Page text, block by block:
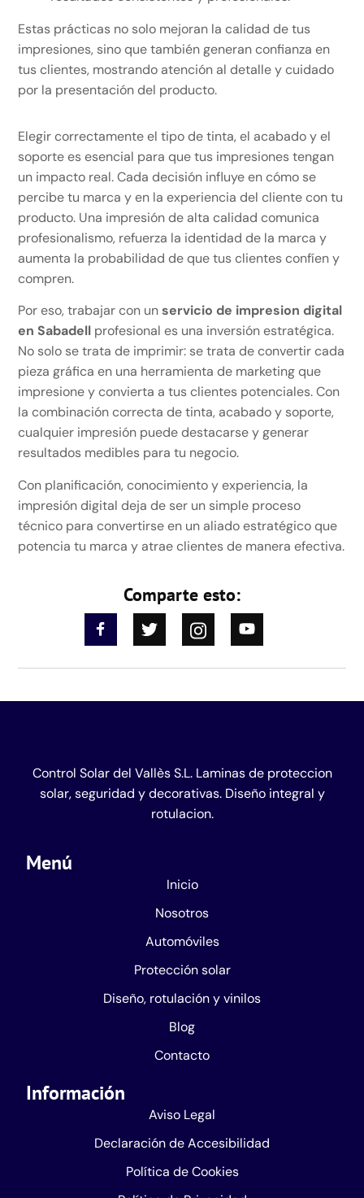
Estas prácticas no solo mejoran la calidad de tus
impresiones, sino que también generan confianza en
tus clientes, mostrando atención al detalle y cuidado
por la presentación del producto.
Elegir correctamente el tipo de tinta, el acabado y el
soporte es esencial para que tus impresiones tengan
un impacto real. Cada decisión influye en cómo se
percibe tu marca y en la experiencia del cliente con tu
producto. Una impresión de alta calidad comunica
profesionalismo, refuerza la identidad de la marca y
aumenta la probabilidad de que tus clientes confíen y
compren.
Por eso, trabajar con unservicio de impresion digital
en Sabadell profesional es una inversión estratégica.
No solo se trata de imprimir: se trata de convertir cada
pieza gráfica en una herramienta de marketing que
impresione y convierta a tus clientes potenciales. Con
la combinación correcta de tinta, acabado y soporte,
cualquier impresión puede destacarse y generar
resultados medibles para tu negocio.
Con planificación, conocimiento y experiencia, la
impresión digital deja de ser un simple proceso
técnico para convertirse en un aliado estratégico que
potencia tu marca y atrae clientes de manera efectiva.
Comparte esto:
Control Solar del Vallès S.L. Laminas de proteccion
solar, seguridad y decorativas. Diseño integral y
rotulacion.
Menú
Inicio
Nosotros
Automóviles
Protección solar
Diseño, rotulación y vinilos
Blog
Contacto
Información
Aviso Legal
Declaración de Accesibilidad
Política de Cookies